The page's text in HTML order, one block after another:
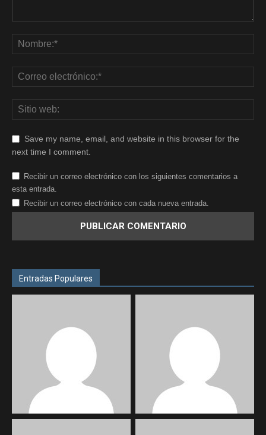
Save my name, email, and website in this browser for the
next time I comment.
Recibir un correo electrónico con los siguientes comentarios a
esta entrada.
Recibir un correo electrónico con cada nueva entrada.
Entradas Populares